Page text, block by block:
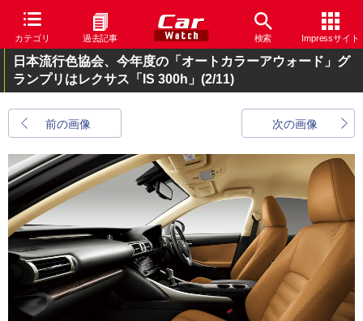
カテゴリ 過去記事 検索 Impressサイト
日本流行色協会、今年度の「オートカラーアウォード」グ
ランプリはレクサス「IS 300h」 (2/11)
前の画像 次の画像